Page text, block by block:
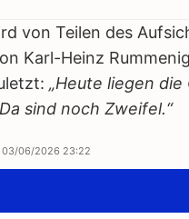
von Teilen des
Karl-Heinz
„Heute liegen die
sind noch Zweifel.“
03/06/2026 23:22